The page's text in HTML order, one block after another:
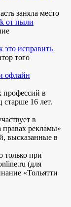
заняла место
от пыли
это исправить
того
офлайн
в
старше 16 лет.
в
правах рекламы»
высказанные в
только при
(для
«Тольятти